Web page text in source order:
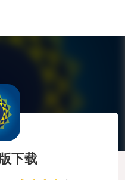
下载